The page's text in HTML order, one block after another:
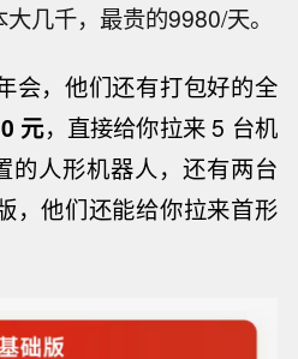
几千，最贵的9980/天。
会，他们还有打包好的全
元，直接给你拉来 5 台机
人形机器人，还有两台
，他们还能给你拉来首形